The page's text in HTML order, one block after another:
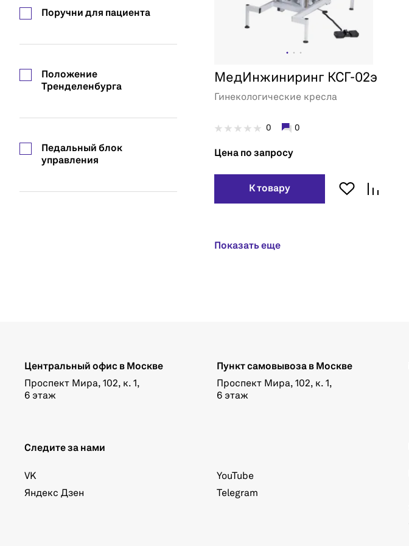
Поручни для пациента
Положение
Тренделенбурга
Педальный блок
управления
МедИнжиниринг КСГ-02э
Гинекологические кресла
0 0
Цена по запросу
К товару
Показать еще
Центральный офис в Москве
Проспект Мира, 102, к. 1,
6 этаж
Пункт самовывоза в Москве
Проспект Мира, 102, к. 1,
6 этаж
Следите за нами
VK
Яндекс Дзен
YouTube
Telegram